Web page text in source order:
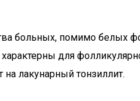
больных, помимо белых
для
лакунарный тонзиллит.